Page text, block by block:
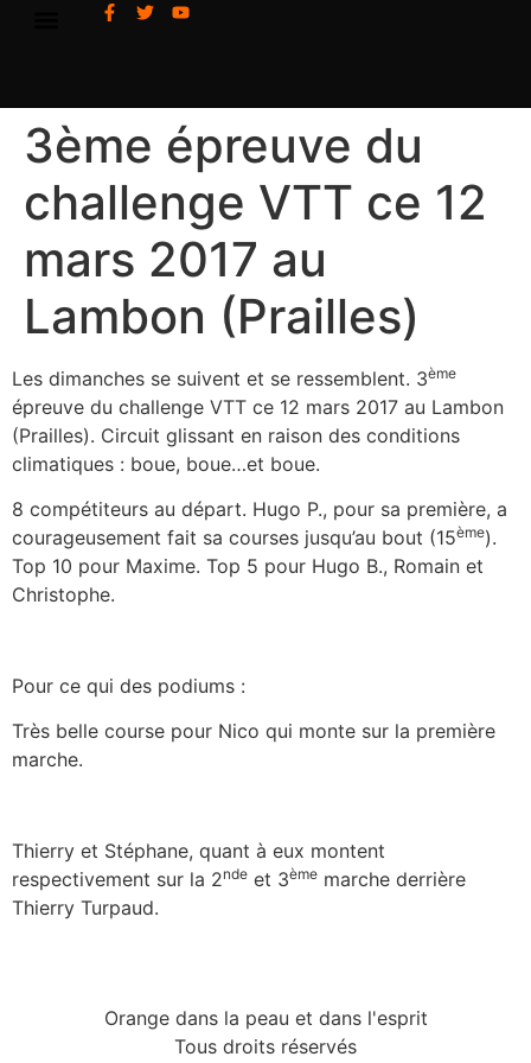
3ème épreuve du
challenge VTT ce 12
mars 2017 au
Lambon (Prailles)
Les dimanches se suivent et se ressemblent. 3ème
épreuve du challenge VTT ce 12 mars 2017 au Lambon
(Prailles). Circuit glissant en raison des conditions
climatiques : boue, boue…et boue.
8 compétiteurs au départ. Hugo P., pour sa première, a
courageusement fait sa courses jusqu’au bout (15ème).
Top 10 pour Maxime. Top 5 pour Hugo B., Romain et
Christophe.
Pour ce qui des podiums :
Très belle course pour Nico qui monte sur la première
marche.
Thierry et Stéphane, quant à eux montent
respectivement sur la 2nde et 3ème marche derrière
Thierry Turpaud.
Orange dans la peau et dans l'esprit
Tous droits réservés